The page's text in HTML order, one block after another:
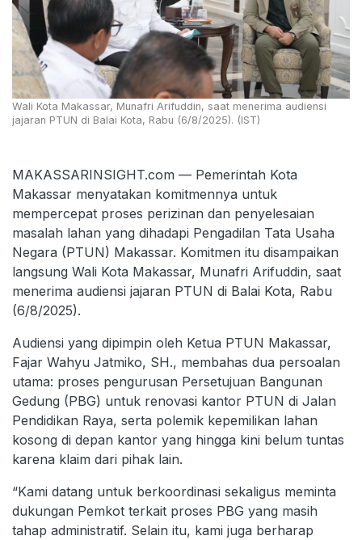
Wali Kota Makassar, Munafri Arifuddin, saat menerima audiensi
jajaran PTUN di Balai Kota, Rabu (6/8/2025). (IST)
MAKASSARINSIGHT.com — Pemerintah Kota
Makassar menyatakan komitmennya untuk
mempercepat proses perizinan dan penyelesaian
masalah lahan yang dihadapi Pengadilan Tata Usaha
Negara (PTUN) Makassar. Komitmen itu disampaikan
langsung Wali Kota Makassar, Munafri Arifuddin, saat
menerima audiensi jajaran PTUN di Balai Kota, Rabu
(6/8/2025).
Audiensi yang dipimpin oleh Ketua PTUN Makassar,
Fajar Wahyu Jatmiko, SH., membahas dua persoalan
utama: proses pengurusan Persetujuan Bangunan
Gedung (PBG) untuk renovasi kantor PTUN di Jalan
Pendidikan Raya, serta polemik kepemilikan lahan
kosong di depan kantor yang hingga kini belum tuntas
karena klaim dari pihak lain.
“Kami datang untuk berkoordinasi sekaligus meminta
dukungan Pemkot terkait proses PBG yang masih
tahap administratif. Selain itu, kami juga berharap